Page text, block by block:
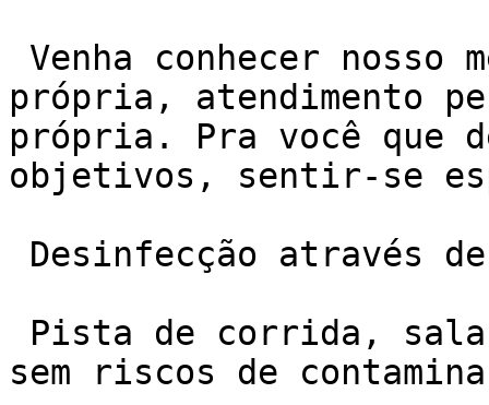
própria, atendimento
própria. Pra você que
objetivos, sentir-se
sem riscos de